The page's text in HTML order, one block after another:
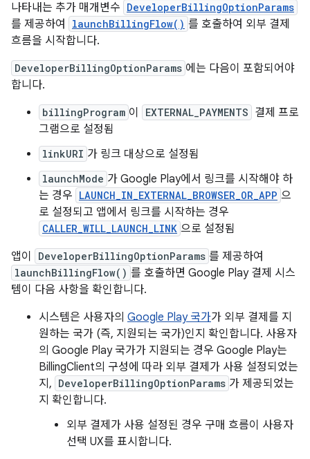
나타내는 추가 매개변수 DeveloperBillingOptionParams
를 제공하여 launchBillingFlow() 를 호출하여 외부 결제
흐름을 시작합니다.
DeveloperBillingOptionParams 에는 다음이 포함되어야
합니다.
billingProgram 이 EXTERNAL_PAYMENTS 결제 프로
그램으로 설정됨
linkURI 가 링크 대상으로 설정됨
launchMode 가 Google Play에서 링크를 시작해야 하
는 경우 LAUNCH_IN_EXTERNAL_BROWSER_OR_APP 으
로 설정되고 앱에서 링크를 시작하는 경우
CALLER_WILL_LAUNCH_LINK 으로 설정됨
앱이
DeveloperBillingOptionParams 를 제공하여
launchBillingFlow() 를 호출하면 Google Play 결제 시스
템이 다음 사항을 확인합니다.
시스템은 사용자의 Google Play 국가가 외부 결제를 지
원하는 국가 (즉, 지원되는 국가)인지 확인합니다. 사용자
의 Google Play 국가가 지원되는 경우 Google Play는
BillingClient의 구성에 따라 외부 결제가 사용 설정되었는
지, DeveloperBillingOptionParams 가 제공되었는
지 확인합니다.
외부 결제가 사용 설정된 경우 구매 흐름이 사용자
선택 UX를 표시합니다.